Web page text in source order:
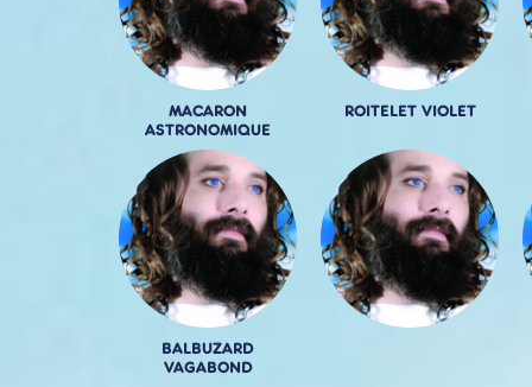
MACARON
ASTRONOMIQUE
ROITELET VIOLET
BALBUZARD
VAGABOND